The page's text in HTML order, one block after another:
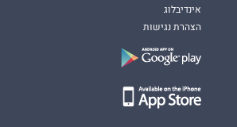
אינדיבלוג
הצהרת נגישות